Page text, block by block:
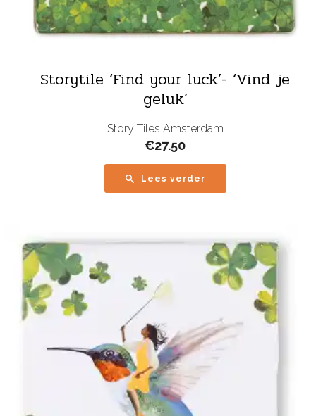
Storytile ‘Find your luck’- ‘Vind je
geluk’
Story Tiles Amsterdam
€27.50
Lees verder